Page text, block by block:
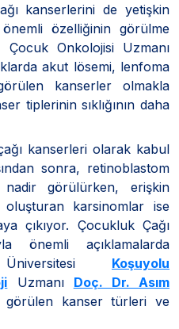
kanserlerini de yetişkin
özelliğinin görülme
Çocuk Onkolojisi Uzmanı
akut lösemi, lenfoma
kanserler olmakla
tiplerinin sıklığının daha
kanserleri olarak kabul
sonra, retinoblastom
görülürken, erişkin
oluşturan karsinomlar ise
çıkıyor. Çocukluk Çağı
önemli açıklamalarda
Koşuyolu
Uzmanı Doç. Dr. Asım
görülen kanser türleri ve